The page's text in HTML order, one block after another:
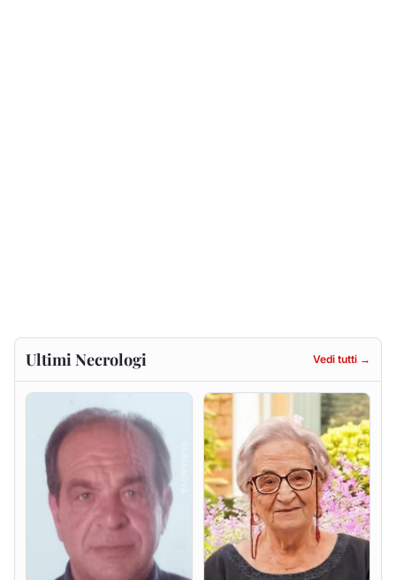
Renzo Murrai
5 agosto 2026
Giovanna Ponsanu Ved.
Decandia
5 agosto 2026